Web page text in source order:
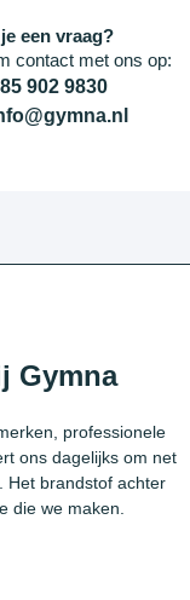
een vraag?
contact met ons op:
902 9830
Gymna
professionele
ons dagelijks om net
Het brandstof achter
die we maken.